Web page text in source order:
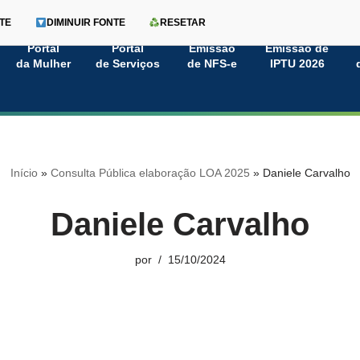
Portal
da Mulher
Portal
de Serviços
Emissão
de NFS-e
Emissão de
IPTU 2026
DIMINUIR FONTE RESETAR
Início» Consulta Pública elaboração LOA 2025 » Daniele Carvalho
Daniele Carvalho
por 15/10/2024